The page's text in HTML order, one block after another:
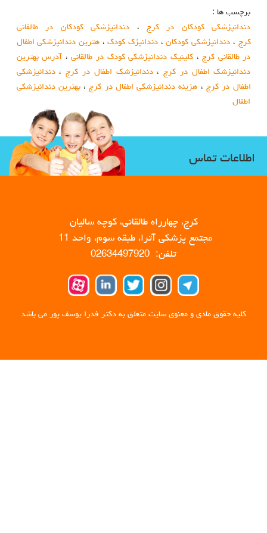
برچسب ها :
دندانپزشکی کودکان در کرج ، دندانپزشکی کودکان در طالقانی
کرج ، دندانپزشکی کودکان، دندانپزک کودک،هترین دندانپزشکی اطفال
در طالقانی کرج،کلینیک دندانپزشکی کودک در طالقانی، آدرس بهترین
دندانپزشک اطفال در کرج،دندانپزشک اطفال در کرج،دندانپزشکی
اطفال در کرج ، هزینه دندانپزشکی اطفال در کرج،بهترین دندانپزشکی
اطفال
اطلاعات تماس
کرج، چهارراه طالقانی، کوچه سالیان
مجتمع پزشکی آترا، طبقه سوم، واحد 11
تلفن: 02634497920
کلیه حقوق مادی و معنوی سایت متعلق به دکتر فدرا یوسف پور می باشد